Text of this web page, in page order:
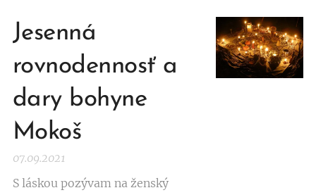
Jesenná
rovnodennosť a
dary bohyne
Mokoš
07.09.2021
S láskou pozývam na ženský